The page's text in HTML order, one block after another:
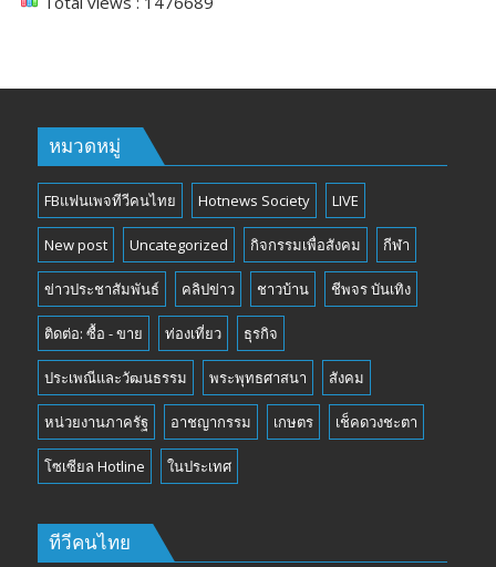
หมวดหมู่
FBแฟนเพจทีวีคนไทย Hotnews Society LIVE
New post Uncategorized กิจกรรมเพื่อสังคม กีฬา
ข่าวประชาสัมพันธ์ คลิปข่าว ชาวบ้าน ชีพจร บันเทิง
ติดต่อ: ซื้อ - ขาย ท่องเที่ยว ธุรกิจ
ประเพณีและวัฒนธรรม พระพุทธศาสนา สังคม
หน่วยงานภาครัฐ อาชญากรรม เกษตร เช็คดวงชะตา
โซเซียล Hotline ในประเทศ
ทีวีคนไทย